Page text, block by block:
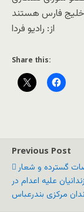
از: راديو فردا
Share this:
Previous Post
گسترده و شعار
علیه اعدام در
مرکزی بندرعباس